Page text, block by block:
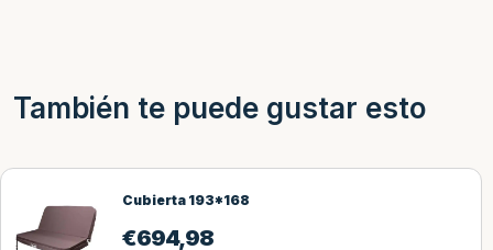
También te puede gustar esto
Cubierta 193*168
€694,98